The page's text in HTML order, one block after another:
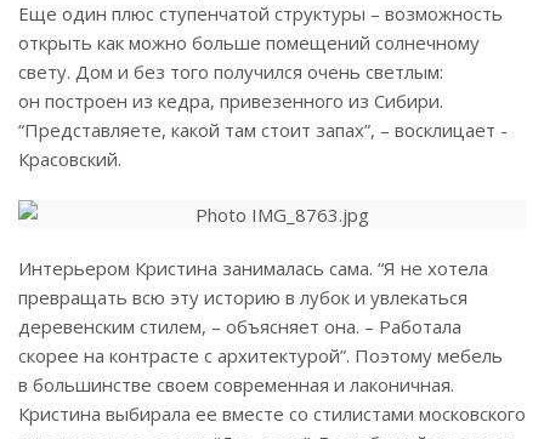
Еще один плюс ступенчатой структуры – возможность
открыть как можно больше помещений солнечному
свету. Дом и без того получился очень светлым:
он построен из кедра, привезенного из Сибири.
“Представляете, какой там стоит запах”, – восклицает ­
Красовский.
Интерьером Кристина занималась сама. “Я не хотела
превращать всю эту историю в лубок и увлекаться
деревенским стилем, – объясняет она. – Работала
скорее на контрасте с архитектурой”. Поэтому мебель
в большинстве своем современная и лаконичная.
Кристина выбирала ее вместе со стилистами московского